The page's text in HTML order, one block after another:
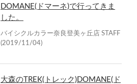
DOMANE(ドマーネ)で行ってきま
した。
バイシクルカラー奈良登美ヶ丘店 STAFF
(2019/11/04)
大森のTREK(トレック)DOMANE(ド